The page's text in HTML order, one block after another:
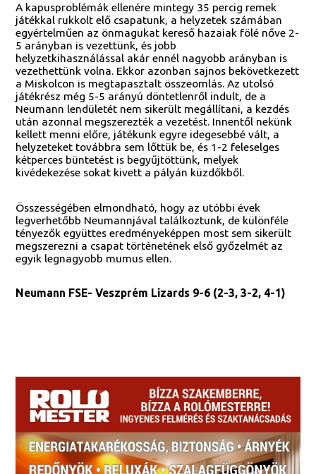
A kapusproblémák ellenére mintegy 35 percig remek
játékkal rukkolt elő csapatunk, a helyzetek számában
egyértelműen az önmagukat kereső hazaiak fölé nőve 2-
5 arányban is vezettünk, és jobb
helyzetkihasználással akár ennél nagyobb arányban is
vezethettünk volna. Ekkor azonban sajnos bekövetkezett
a Miskolcon is megtapasztalt összeomlás. Az utolsó
játékrész még 5-5 arányú döntetlenről indult, de a
Neumann lendületét nem sikerült megállítani, a kezdés
után azonnal megszerezték a vezetést. Innentől nekünk
kellett menni előre, játékunk egyre idegesebbé vált, a
helyzeteket továbbra sem lőttük be, és 1-2 feleselges
kétperces büntetést is begyűjtöttünk, melyek
kivédekezése sokat kivett a pályán küzdőkből.
Összességében elmondható, hogy az utóbbi évek
legverhetőbb Neumannjával találkoztunk, de különféle
tényezők együttes eredményeképpen most sem sikerült
megszerezni a csapat történetének első győzelmét az
egyik legnagyobb mumus ellen.
Neumann FSE- Veszprém Lizards 9-6 (2-3, 3-2, 4-1)